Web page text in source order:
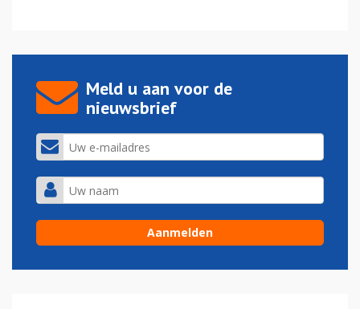
Meld u aan voor de
nieuwsbrief